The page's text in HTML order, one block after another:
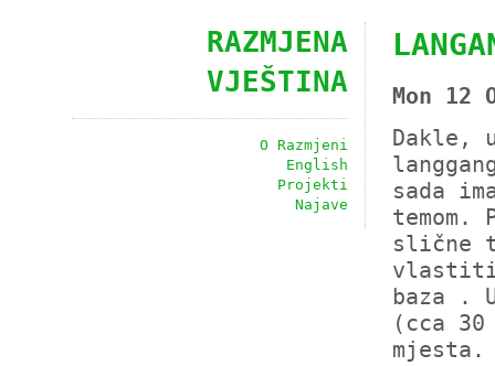
Mon 12
Dakle,
sada
temom.
slične
baza .
(cca
mjesta.
RAZMJENA
VJEŠTINA
O Razmjeni
English
Projekti
Najave